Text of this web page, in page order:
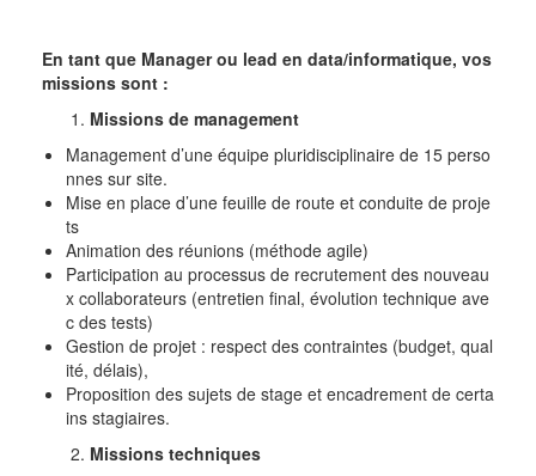
En tant que Manager ou lead en data/informatique, vos
missions sont :
Missions de management
Management d’une équipe pluridisciplinaire de 15 perso
nnes sur site.
Mise en place d’une feuille de route et conduite de proje
ts
Animation des réunions (méthode agile)
Participation au processus de recrutement des nouveau
x collaborateurs (entretien final, évolution technique ave
c des tests)
Gestion de projet : respect des contraintes (budget, qual
ité, délais),
Proposition des sujets de stage et encadrement de certa
ins stagiaires.
Missions techniques